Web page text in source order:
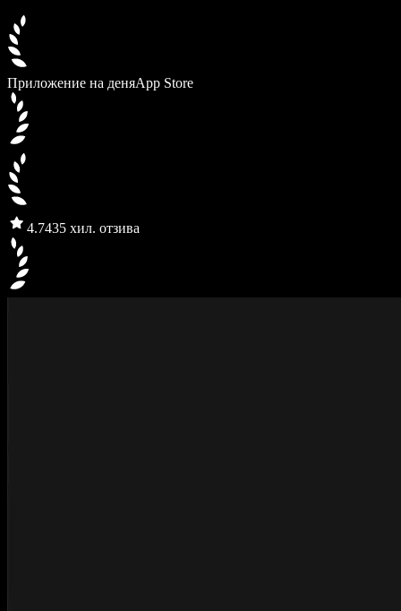
Приложение на деняApp Store
4.7435 хил. отзива